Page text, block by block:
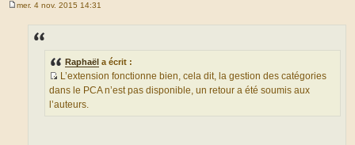
mer. 4 nov. 2015 14:31
Raphaël a écrit :
S
o
L’extension fonctionne bien, cela dit, la gestion des catégories
dans le PCA n’est pas disponible, un retour a été soumis aux
l’auteurs.